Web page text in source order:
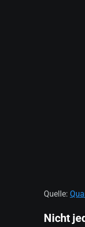
Quelle:
Nicht